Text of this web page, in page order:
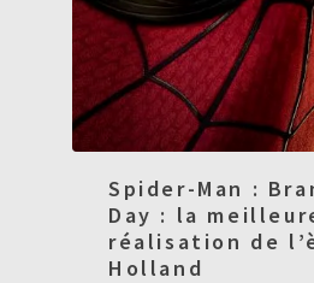
Spider-Man :
Day : la
réalisation de
Holland